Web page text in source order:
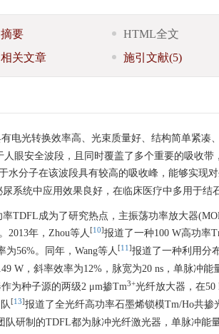
摘要 HTML全文
相关文章
施引文献(5)
电光转换效率高、光束质量好、结构简单紧凑
眼安全波段，且同时覆盖了多个重要的吸收
水分子在该波段具有较高的吸收峰，能够实现
系统中应用效果良好，在临床医疗中多用于结
TDFL成为了研究热点，主振荡功率放大器
。2013年，Zhou等人 [10]报道了一种100 W高功率
56%。同年，Wang等人 [11 ]报道了一种利用分
W，斜率效率为12%，脉宽为20 ns，单脉冲能
为种子源的两级2 μm掺Tm3+光纤放大器，在
[13]报道了全光纤高功率石墨烯锁模Tm/Ho共掺
队研制的TDFL都为脉冲光纤激光器，单脉冲能